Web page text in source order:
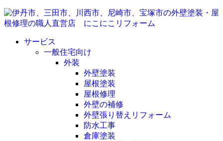
サービス
一般住宅向け
外装
外壁塗装
屋根塗装
屋根修理
外壁の補修
外壁張り替えリフォーム
防水工事
倉庫塗装